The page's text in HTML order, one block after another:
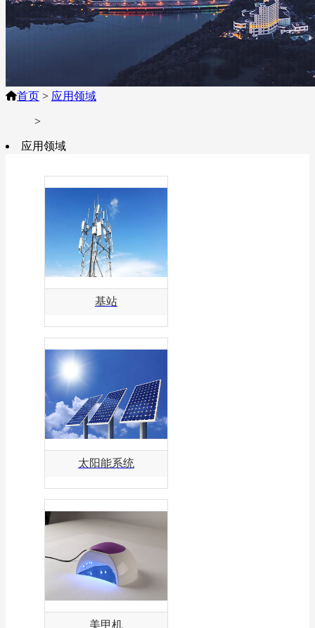
首页 > 应用领域
>
应用领域
基站
太阳能系统
美甲机